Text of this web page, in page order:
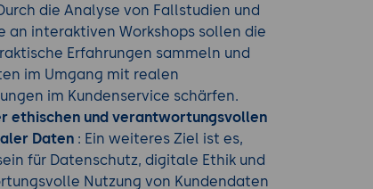
die Analyse von Fallstudien und
an interaktiven Workshops sollen die
Erfahrungen sammeln und
im Umgang mit realen
im Kundenservice schärfen.
ethischen und verantwortungsvollen
Daten: Ein weiteres Ziel ist es,
für Datenschutz, digitale Ethik und
Nutzung von Kundendaten